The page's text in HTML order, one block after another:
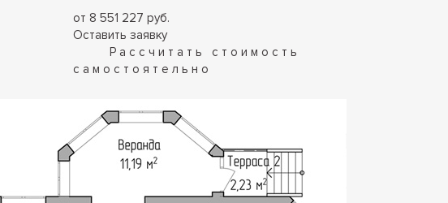
от 8 551 227 руб.
Оставить заявку
Рассчитать стоимость
самостоятельно